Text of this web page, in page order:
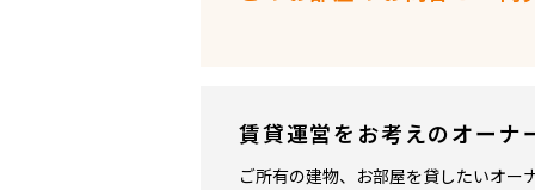
賃貸運営をお考えのオーナ
ご所有の建物、お部屋を貸したいオー